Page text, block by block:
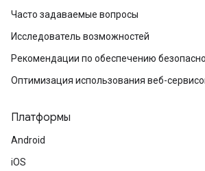
Часто задаваемые вопросы
Исследователь возможностей
Рекомендации по обеспечению
Оптимизация использования веб-
Платформы
Android
iOS